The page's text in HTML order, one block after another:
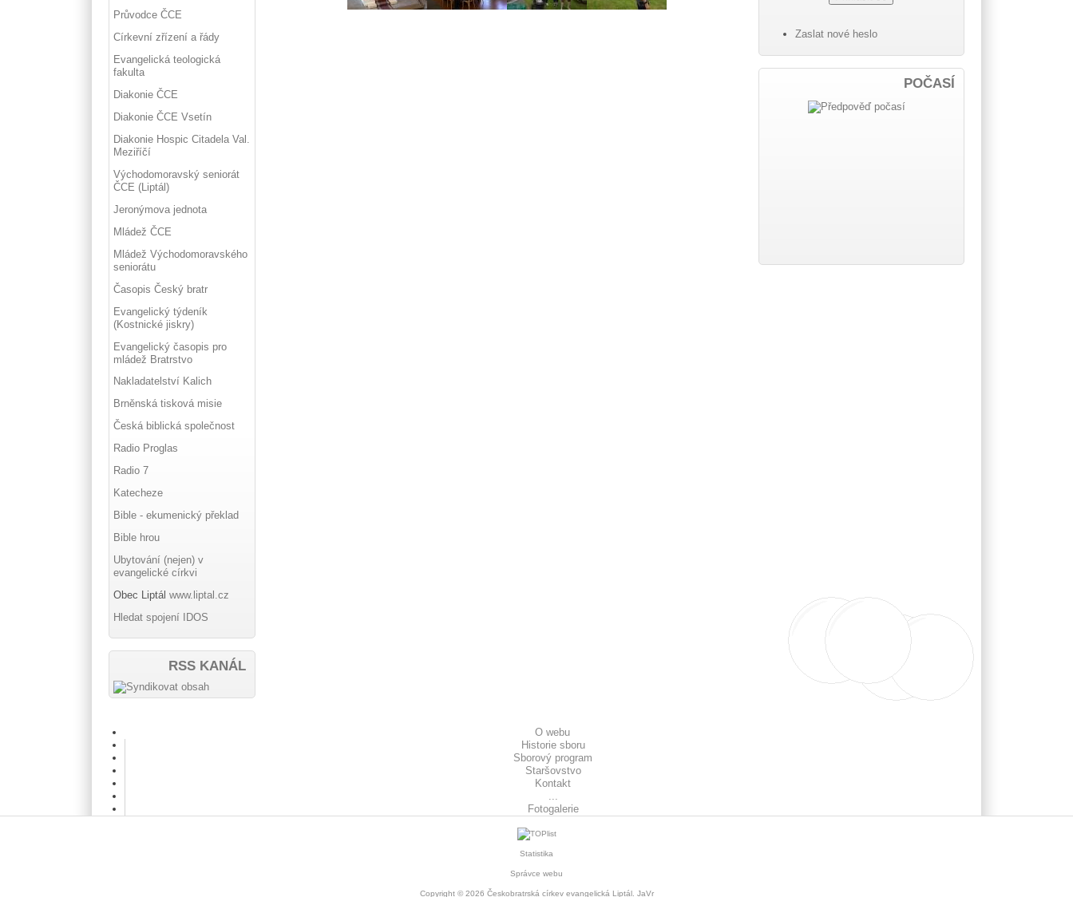
Průvodce ČCE
Církevní zřízení a řády
Evangelická teologická
fakulta
Diakonie ČCE
Diakonie ČCE Vsetín
Diakonie Hospic Citadela Val.
Meziříčí
Východomoravský seniorát
ČCE (Liptál)
Jeronýmova jednota
Mládež ČCE
Mládež Východomoravského
seniorátu
Časopis Český bratr
Evangelický týdeník
(Kostnické jiskry)
Evangelický časopis pro
mládež Bratrstvo
Nakladatelství Kalich
Brněnská tisková misie
Česká biblická společnost
Radio Proglas
Radio 7
Katecheze
Bible - ekumenický překlad
Bible hrou
Ubytování (nejen) v
evangelické církvi
Obec Liptálwww.liptal.cz
Hledat spojení IDOS
RSS KANÁL
Zaslat nové heslo
POČASÍ
O webu
Historie sboru
Sborový program
Staršovstvo
Kontakt
Fotogalerie
Statistika
Správce webu
Copyright © 2026 Českobratrská církev evangelická Liptál. JaVr